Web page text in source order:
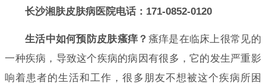
长沙湘肤皮肤病医院电话：171-0852-0120
生活中如何预防皮肤瘙痒？ 瘙痒是在临床上很常见的
一种疾病，导致这个疾病的病因有很多，它的发生严重影
响着患者的生活和工作，很多朋友不想被这个疾病所困